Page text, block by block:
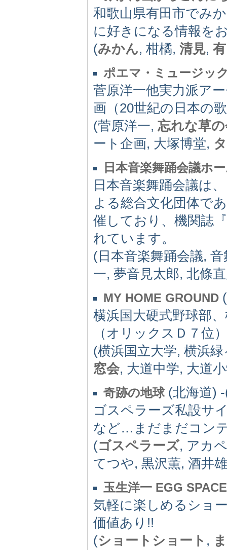
和歌山県有田市でみ
に好きになる情報を
(みかん, 柑橘, 清見,
ポエマ・ミュージッ
菅原洋一他実力派ア
画（20世紀の日本の
(菅原洋一, 忘れな草
ート企画, 大塚博堂,
日本音楽舞踊会議ホ
日本音楽舞踊会議は
よる総合文化団体で
催しており、機関誌
れています。
(日本音楽舞踊会議,
一, 夢音見太郎, 北條
MY HOME GROUND
横浜国大硬式野球部
（オリックスＤ７位
(横浜国立大学, 横浜
窓会, 大道中学, 大道
奇跡の地球(北海道) -
ゴスペラーズ私設サ
など…まだまだコン
(ゴスペラーズ, アカ
てつや, 黒沢薫, 酒井
玉生洋一 EGG SPACE
気軽に楽しめるショ
価値あり!!
(ショートショート ,